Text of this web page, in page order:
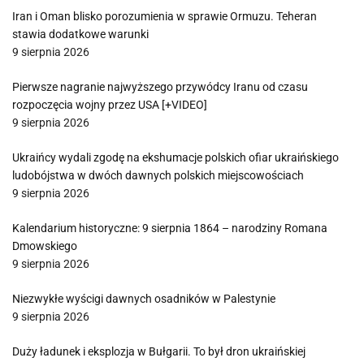
Iran i Oman blisko porozumienia w sprawie Ormuzu. Teheran
stawia dodatkowe warunki
9 sierpnia 2026
Pierwsze nagranie najwyższego przywódcy Iranu od czasu
rozpoczęcia wojny przez USA [+VIDEO]
9 sierpnia 2026
Ukraińcy wydali zgodę na ekshumacje polskich ofiar ukraińskiego
ludobójstwa w dwóch dawnych polskich miejscowościach
9 sierpnia 2026
Kalendarium historyczne: 9 sierpnia 1864 – narodziny Romana
Dmowskiego
9 sierpnia 2026
Niezwykłe wyścigi dawnych osadników w Palestynie
9 sierpnia 2026
Duży ładunek i eksplozja w Bułgarii. To był dron ukraińskiej